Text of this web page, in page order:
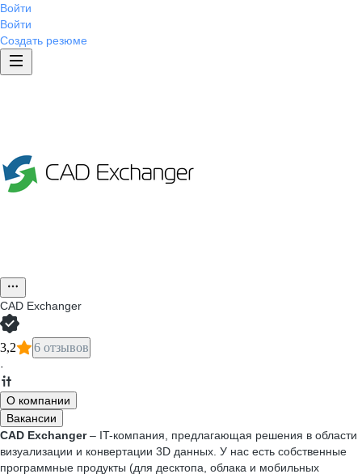
Войти
Войти
Создать резюме
CAD Exchanger
3,2 6 отзывов
·
О компании
Вакансии
CAD Exchanger– IT-компания, предлагающая решения в области
визуализации и конвертации 3D данных. У нас есть собственные
программные продукты (для десктопа, облака и мобильных